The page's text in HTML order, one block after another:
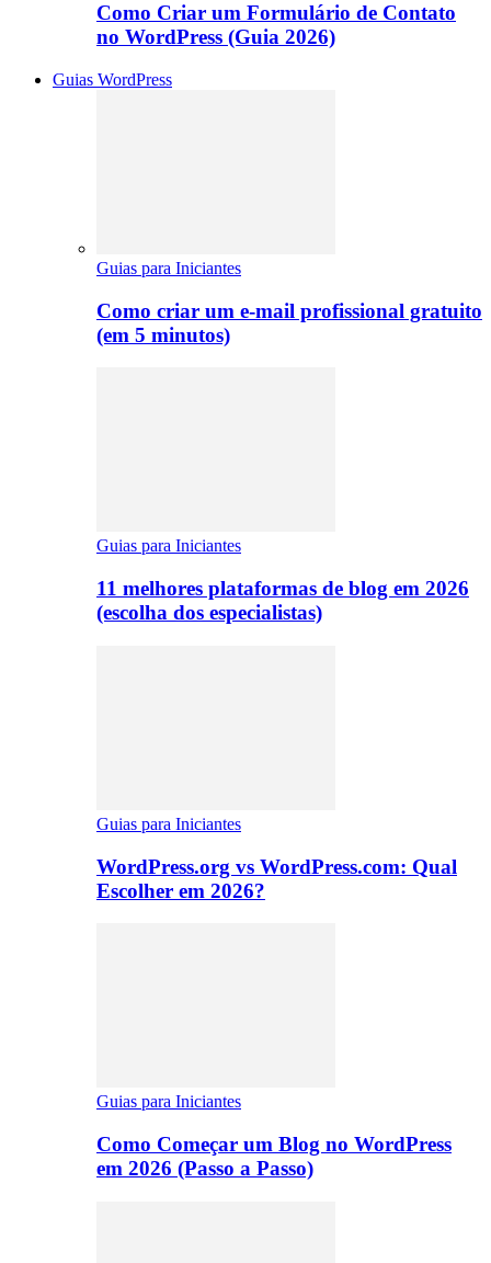
Como Criar um Formulário de Contato
no WordPress (Guia 2026)
Guias WordPress
Guias para Iniciantes
Como criar um e-mail profissional gratuito
(em 5 minutos)
Guias para Iniciantes
11 melhores plataformas de blog em 2026
(escolha dos especialistas)
Guias para Iniciantes
WordPress.org vs WordPress.com: Qual
Escolher em 2026?
Guias para Iniciantes
Como Começar um Blog no WordPress
em 2026 (Passo a Passo)